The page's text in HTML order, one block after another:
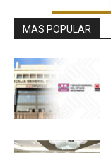
MAS POPULAR